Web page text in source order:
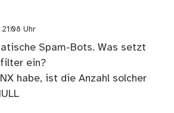
Uhr
Spam-Bots. Was setzt
ein?
habe, ist die Anzahl solcher